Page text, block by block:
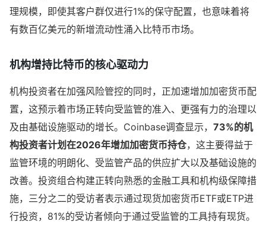
理规模，即使其客户群仅进行1%的保守配置，也意味着将
有数百亿美元的新增流动性涌入比特币市场。
机构增持比特币的核心驱动力
机构投资者在加强风险管控的同时，正加速增加加密货币配
置，这预示着市场正转向受监管的准入、更强有力的治理以
及由基础设施驱动的增长。Coinbase调查显示， 73%的机
构投资者计划在2026年增加加密货币持仓，这主要得益于
监管环境的明朗化、受监管产品的供应扩大以及基础设施的
改善。投资组合构建正转向熟悉的金融工具和机构级保障措
施，三分之二的受访者表示通过现货加密货币ETF或ETP进
行投资，81%的受访者倾向于通过受监管的工具持有现货。